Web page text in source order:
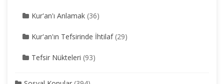
Kur'an'ı Anlamak (36)
Kur'an'ın Tefsirinde İhtilaf(29)
Tefsir Nükteleri (93)